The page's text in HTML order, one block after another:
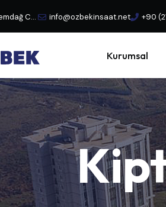
Kısıklı Mahallesi, Alemdağ Caddesi, No:29 Büyük Çamlıca - Üsküdar, İstanbul, Türkiye info@ozbekinsaat.net +90
Kurumsal